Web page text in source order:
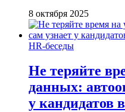
8 октября 2025
HR-беседы
Не теряйте
данных:
у кандидатов